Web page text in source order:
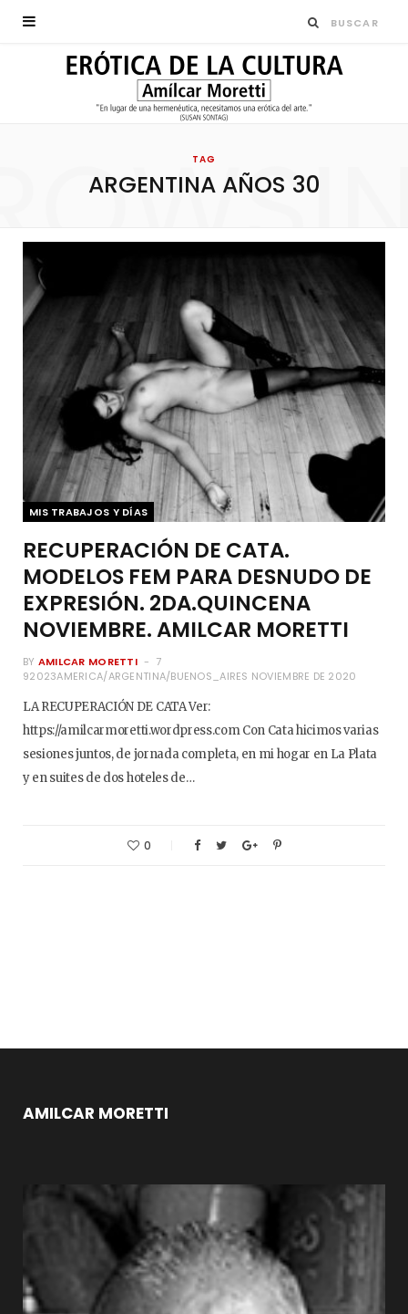
TAG
ARGENTINA AÑOS 30
MIS TRABAJOS Y DÍAS
RECUPERACIÓN DE CATA.
MODELOS FEM PARA DESNUDO DE
EXPRESIÓN. 2DA.QUINCENA
NOVIEMBRE. AMILCAR MORETTI
BY AMILCAR MORETTI
7
92023AMERICA/ARGENTINA/BUENOS_AIRES NOVIEMBRE DE 2020
LA RECUPERACIÓN DE CATA Ver:
https://amilcarmoretti.wordpress.com Con Cata hicimos varias
sesiones juntos, de jornada completa, en mi hogar en La Plata
y en suites de dos hoteles de…
0
AMILCAR MORETTI